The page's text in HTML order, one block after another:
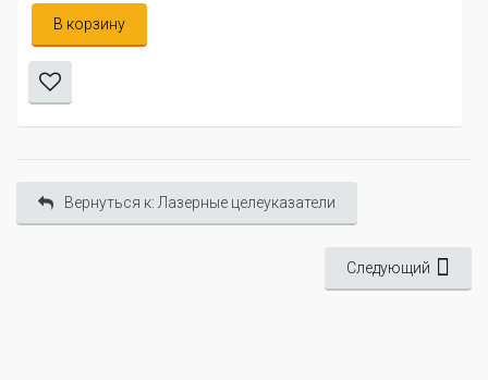
Вернуться к: Лазерные целеуказатели
Следующий